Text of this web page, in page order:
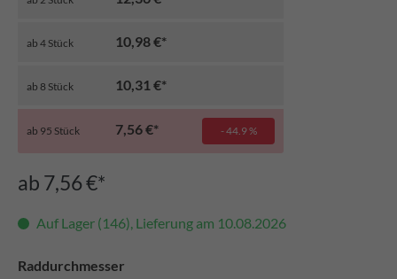
ab 7,56 €*
Auf Lager (146), Lieferung am 10.08.2026
Raddurchmesser
ab 4 Stück 10,98 €*
ab 8 Stück 10,31 €*
ab 95 Stück 7,56 €* - 44.9 %